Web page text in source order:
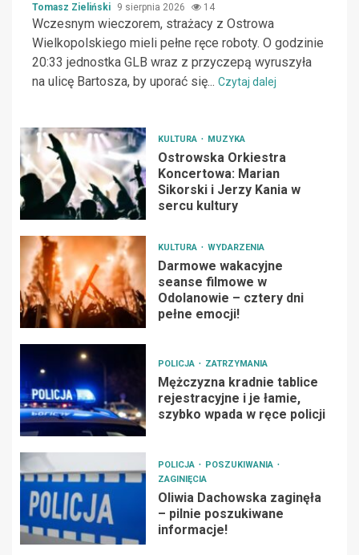
Tomasz Zieliński 9 sierpnia 2026 14
Wczesnym wieczorem, strażacy z Ostrowa
Wielkopolskiego mieli pełne ręce roboty. O godzinie
20:33 jednostka GLB wraz z przyczepą wyruszyła
na ulicę Bartosza, by uporać się... Czytaj dalej
KULTURA MUZYKA
Ostrowska Orkiestra
Koncertowa: Marian
Sikorski i Jerzy Kania w
sercu kultury
KULTURA WYDARZENIA
Darmowe wakacyjne
seanse filmowe w
Odolanowie – cztery dni
pełne emocji!
POLICJA ZATRZYMANIA
Mężczyzna kradnie tablice
rejestracyjne i je łamie,
szybko wpada w ręce policji
POLICJA
POSZUKIWANIA
ZAGINIĘCIA
Oliwia Dachowska zaginęła
– pilnie poszukiwane
informacje!